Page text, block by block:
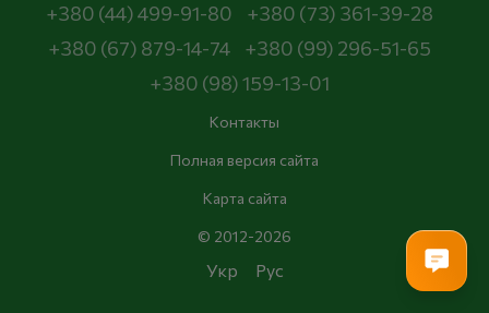
+380 (44) 499-91-80
+380 (73) 361-39-28
+380 (67) 879-14-74
+380 (99) 296-51-65
+380 (98) 159-13-01
Контакты
Полная версия сайта
Карта сайта
© 2012-2026
Укр Рус